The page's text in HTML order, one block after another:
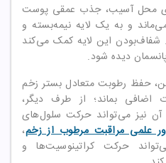
روی محل آسیب، جذب عمقی پوست
و به یک لایه نیمه‌بسته و
شفاف‌بودن این لایه کمک می‌کند
دیده شود.
حفظ رطوبت متعادل بستر زخم
اضافی بماند؛ از طرف دیگر،
می‌تواند حرکت سلول‌های
علمی مراقبت مرطوب از زخم،
حرکت کراتینوسیت‌ها و